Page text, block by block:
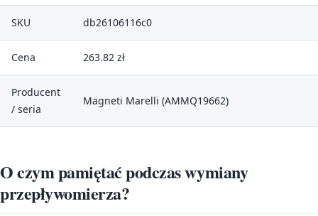
SKU db26106116c0
Cena 263.82 zł
Producent
/ seria
Magneti Marelli (AMMQ19662)
O czym pamiętać podczas wymiany
przepływomierza?